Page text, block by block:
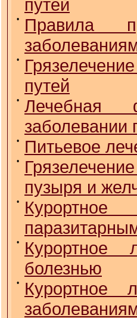
путей
•
Правила
•
путей
•
Лечебная
заболевании
• Питьевое
•
пузыря и
•
•
Курортное
болезнью
•
Курортное